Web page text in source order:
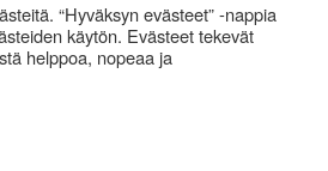
| Y-tunnus 3186222-8
“Hyväksyn evästeet” -nappia
käytön. Evästeet tekevät
helppoa, nopeaa ja